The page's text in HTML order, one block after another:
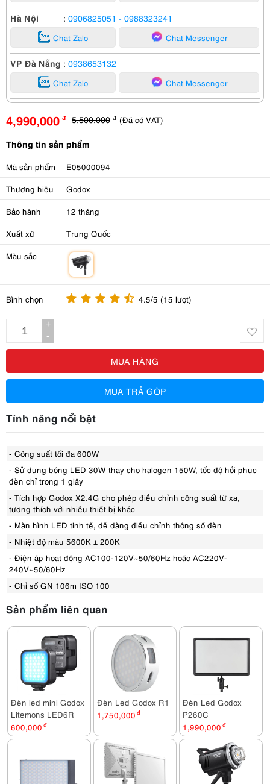
Hà Nội : 0906825051 - 0988323241
Chat Zalo Chat Messenger
VP Đà Nẵng : 0938653132
Chat Zalo Chat Messenger
4,990,000 đ 5,500,000 đ (Đã có VAT)
Thông tin sản phẩm
Mã sản phẩm E05000094
Thương hiệu Godox
Bảo hành 12 tháng
Xuất xứ Trung Quốc
Màu sắc
Bình chọn 4.5/5 (15 lượt)
+
-
MUA HÀNG
MUA TRẢ GÓP
Tính năng nổi bật
- Công suất tối đa 600W
- Sử dụng bóng LED 30W thay cho halogen 150W, tốc độ hồi phục
đèn chỉ trong 1 giây
- Tích hợp Godox X2.4G cho phép điều chỉnh công suất từ xa,
tương thích với nhiều thiết bị khác
- Màn hình LED tinh tế, dễ dàng điều chỉnh thông số đèn
- Nhiệt độ màu 5600K ± 200K
- Điện áp hoạt động AC100-120V~50/60Hz hoặc AC220V-
240V~50/60Hz
- Chỉ số GN 106m ISO 100
Sản phẩm liên quan
Đèn led mini Godox
Litemons LED6R
600,000 đ
Đèn Led Godox R1
1,750,000 đ
Đèn Led Godox
P260C
1,990,000 đ